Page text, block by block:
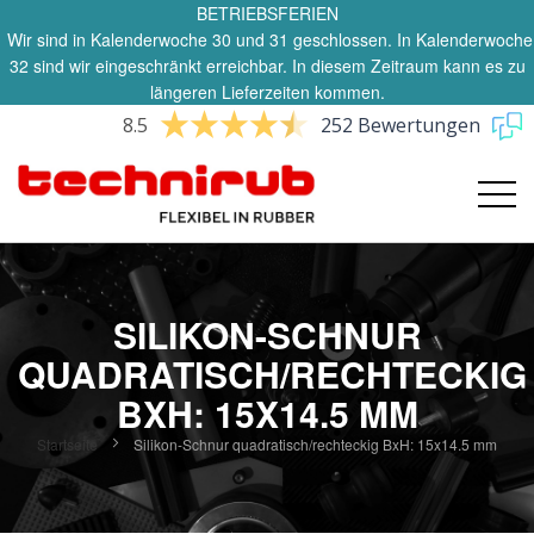
BETRIEBSFERIEN
Wir sind in Kalenderwoche 30 und 31 geschlossen. In Kalenderwoche
32 sind wir eingeschränkt erreichbar. In diesem Zeitraum kann es zu
längeren Lieferzeiten kommen.
8.5 252 Bewertungen
SILIKON-SCHNUR
QUADRATISCH/RECHTECKIG
BXH: 15X14.5 MM
Startseite Silikon-Schnur quadratisch/rechteckig BxH: 15x14.5 mm